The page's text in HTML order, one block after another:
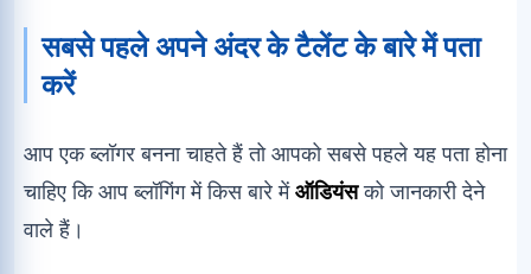
सबसे पहले अपने अंदर के टैलेंट के बारे में पता
करें
आप एक ब्लॉगर बनना चाहते हैं तो आपको सबसे पहले यह पता होना
चाहिए कि आप ब्लॉगिंग में किस बारे मेंऑडियंसको जानकारी देने
वाले हैं।